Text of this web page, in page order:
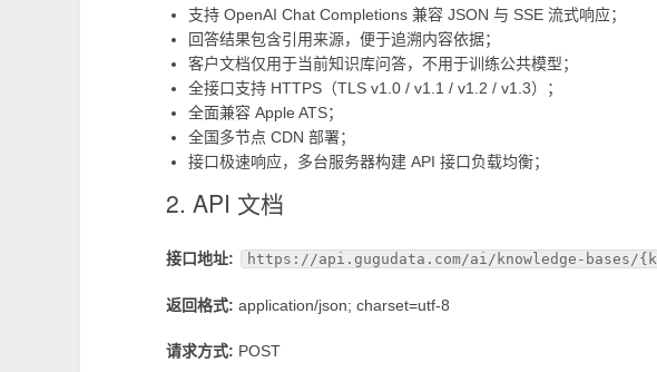
支持 OpenAI Chat Completions 兼容 JSON 与 SSE 流式响应；
回答结果包含引用来源，便于追溯内容依据；
客户文档仅用于当前知识库问答，不用于训练公共模型；
全接口支持 HTTPS（TLS v1.0 / v1.1 / v1.2 / v1.3）；
全面兼容 Apple ATS；
全国多节点 CDN 部署；
接口极速响应，多台服务器构建 API 接口负载均衡；
2. API 文档
接口地址: https://api.gugudata.com/ai/knowledge-bases/
返回格式: application/json; charset=utf-8
请求方式: POST